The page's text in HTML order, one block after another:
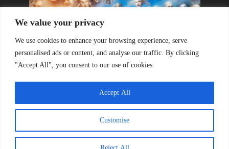
We value your privacy
We use cookies to enhance your browsing experience, serve
personalised ads or content, and analyse our traffic. By clicking
"Accept All", you consent to our use of cookies.
Customise
Reject All
Accept All